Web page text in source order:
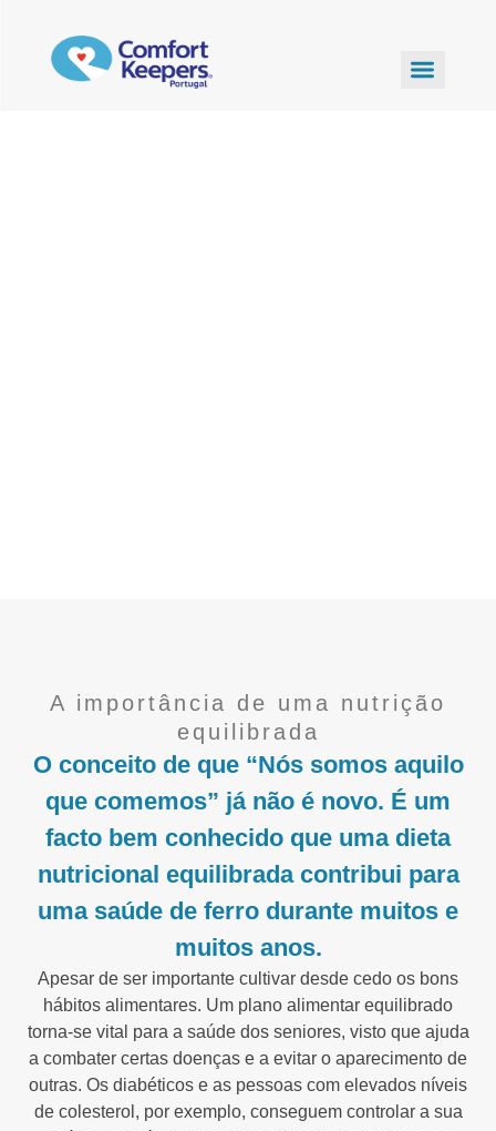
A importância de uma nutrição
equilibrada
O conceito de que “Nós somos aquilo
que comemos” já não é novo. É um
facto bem conhecido que uma dieta
nutricional equilibrada contribui para
uma saúde de ferro durante muitos e
muitos anos.
Apesar de ser importante cultivar desde cedo os bons
hábitos alimentares. Um plano alimentar equilibrado
torna-se vital para a saúde dos seniores, visto que ajuda
a combater certas doenças e a evitar o aparecimento de
outras. Os diabéticos e as pessoas com elevados níveis
de colesterol, por exemplo, conseguem controlar a sua